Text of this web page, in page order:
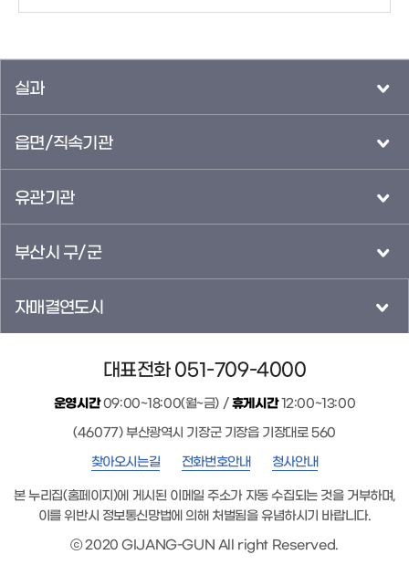
실과
읍면/직속기관
유관기관
부산시 구/군
자매결연도시
대표전화 051-709-4000
운영시간09:00~18:00(월~금) /휴게시간12:00~13:00
(46077) 부산광역시 기장군 기장읍 기장대로 560
찾아오시는길
전화번호안내 청사안내
본 누리집(홈페이지)에 게시된 이메일 주소가 자동 수집되는 것을 거부하며,
이를 위반시 정보통신망법에 의해 처벌됨을 유념하시기 바랍니다.
ⓒ 2020 GIJANG-GUN All right Reserved.